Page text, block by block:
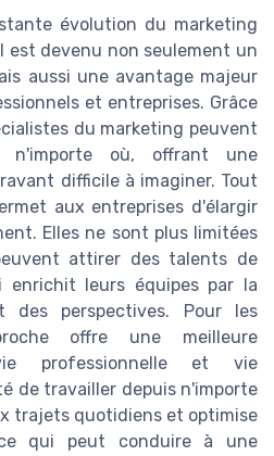
évolution du marketing
est devenu non seulement un
aussi une avantage majeur
et entreprises. Grâce
du marketing peuvent
n'importe où, offrant une
difficile à imaginer. Tout
aux entreprises d'élargir
Elles ne sont plus limitées
attirer des talents de
enrichit leurs équipes par la
des perspectives. Pour les
offre une meilleure
professionnelle et vie
de travailler depuis n'importe
trajets quotidiens et optimise
qui peut conduire à une